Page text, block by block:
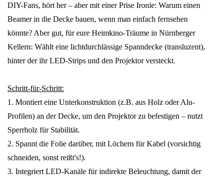
DIY-Fans, hört her – aber mit einer Prise Ironie: Warum einen
Beamer in die Decke bauen, wenn man einfach fernsehen
könnte? Aber gut, für eure Heimkino-Träume in Nürnberger
Kellern: Wählt eine lichtdurchlässige Spanndecke (transluzent),
hinter der ihr LED-Strips und den Projektor versteckt.
Schritt-für-Schritt:
1. Montiert eine Unterkonstruktion (z.B. aus Holz oder Alu-
Profilen) an der Decke, um den Projektor zu befestigen – nutzt
Sperrholz für Stabilität.
2. Spannt die Folie darüber, mit Löchern für Kabel (vorsichtig
schneiden, sonst reißt's!).
3. Integriert LED-Kanäle für indirekte Beleuchtung, damit der